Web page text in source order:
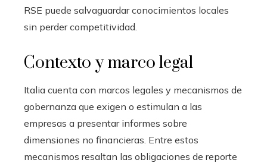
RSE puede salvaguardar conocimientos locales
sin perder competitividad.
Contexto y marco legal
Italia cuenta con marcos legales y mecanismos de
gobernanza que exigen o estimulan a las
empresas a presentar informes sobre
dimensiones no financieras. Entre estos
mecanismos resaltan las obligaciones de reporte